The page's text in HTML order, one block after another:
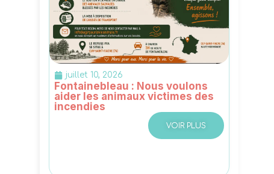
juillet 10, 2026
Fontainebleau : Nous voulons
aider les animaux victimes des
incendies
VOIR PLUS